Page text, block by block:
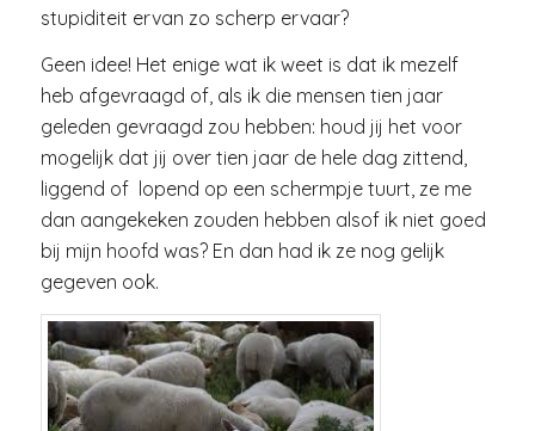
stupiditeit ervan zo scherp ervaar?
Geen idee! Het enige wat ik weet is dat ik mezelf
heb afgevraagd of, als ik die mensen tien jaar
geleden gevraagd zou hebben: houd jij het voor
mogelijk dat jij over tien jaar de hele dag zittend,
liggend of lopend op een schermpje tuurt, ze me
dan aangekeken zouden hebben alsof ik niet goed
bij mijn hoofd was? En dan had ik ze nog gelijk
gegeven ook.